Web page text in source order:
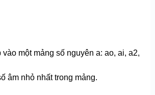
vào một mảng số nguyên a: ao, ai, a2,
âm nhỏ nhất trong mảng.